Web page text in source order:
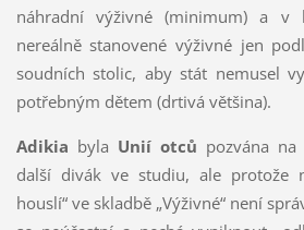
náhradní výživné (minimum) a
nereálně stanovené výživné jen
soudních stolic, aby stát nemusel
potřebným dětem (drtivá většina).
Adikia byla Unií otců pozvána
další divák ve studiu, ale protože
houslí“ ve skladbě „Výživné“ není